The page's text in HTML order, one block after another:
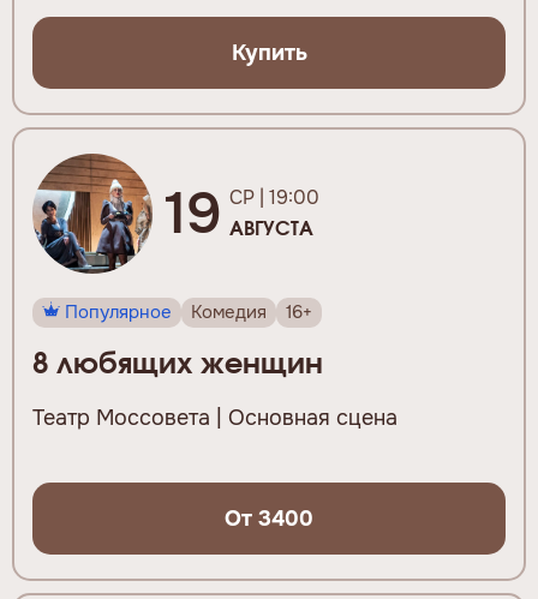
Купить
19 СР | 19:00
АВГУСТА
Популярное Комедия 16+
8 любящих женщин
Театр Моссовета | Основная сцена
От 3400